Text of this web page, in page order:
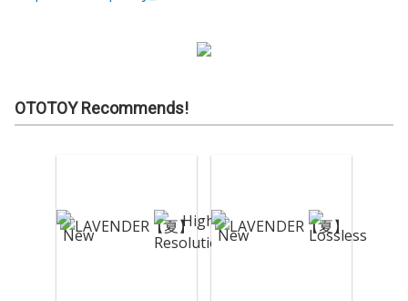
OTOTOY Recommends!